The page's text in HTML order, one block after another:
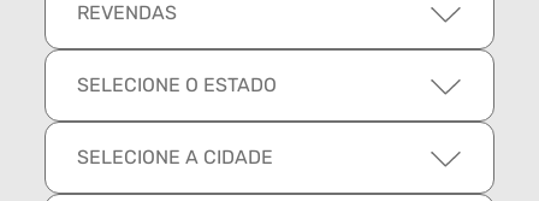
REVENDAS
SELECIONE O ESTADO
SELECIONE A CIDADE